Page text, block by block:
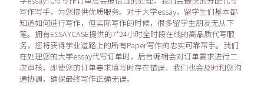
写作写手，为您提供优质服务。对于大学essay，留学生们基本都
知道如何进行写作，但实际写作的时候，很多留学生朋友无从下
笔。拥有ESSAYCASE提供的7*24小时全时段在线的高品质代写服
务，您将获得学业道路上的所有Paper写作的忠实可靠帮手。我们
在处理您的大学essay代写订单时，后台编辑会对订单要求进行二
次审核，即使您的订单要求填写时存在错误，我们也会及时和您沟
通协调，确保最终写作正确无误。